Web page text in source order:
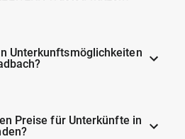
Unterkunftsmöglichkeiten
Preise für Unterkünfte in